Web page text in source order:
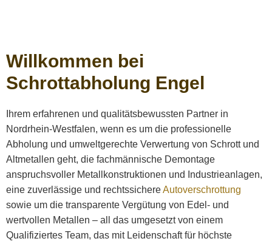
Willkommen bei
Schrottabholung Engel
Ihrem erfahrenen und qualitätsbewussten Partner in
Nordrhein-Westfalen, wenn es um die professionelle
Abholung und umweltgerechte Verwertung von Schrott und
Altmetallen geht, die fachmännische Demontage
anspruchsvoller Metallkonstruktionen und Industrieanlagen,
eine zuverlässige und rechtssichereAutoverschrottung
sowie um die transparente Vergütung von Edel- und
wertvollen Metallen – all das umgesetzt von einem
Qualifiziertes Team, das mit Leidenschaft für höchste